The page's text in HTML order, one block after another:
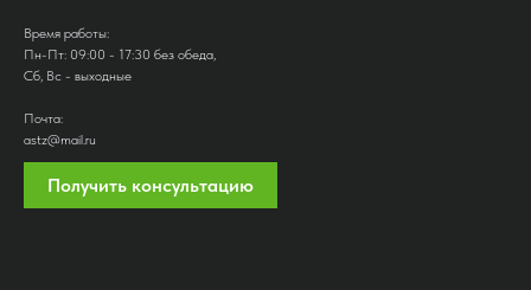
Время работы:
Пн-Пт: 09:00 - 17:30 без обеда,
Сб, Вс - выходные
Почта:
astz@mail.ru
Получить консультацию